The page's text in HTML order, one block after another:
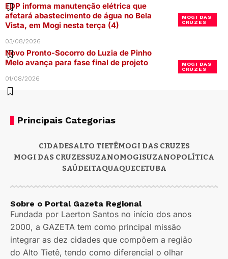
MOGI DAS
CRUZES
EDP informa manutenção elétrica que
afetará abastecimento de água no Bela
Vista, em Mogi nesta terça (4)
03/08/2026
MOGI DAS
CRUZES
Novo Pronto-Socorro do Luzia de Pinho
Melo avança para fase final de projeto
01/08/2026
Principais Categorias
CIDADESALTO TIETÊMOGI DAS CRUZES
MOGI DAS CRUZESSUZANOMOGISUZANOPOLÍTICA
SAÚDEITAQUAQUECETUBA
Sobre o Portal Gazeta Regional
Fundada por Laerton Santos no início dos anos
2000, a GAZETA tem como principal missão
integrar as dez cidades que compõem a região
do Alto Tietê, tendo como diferencial o olhar